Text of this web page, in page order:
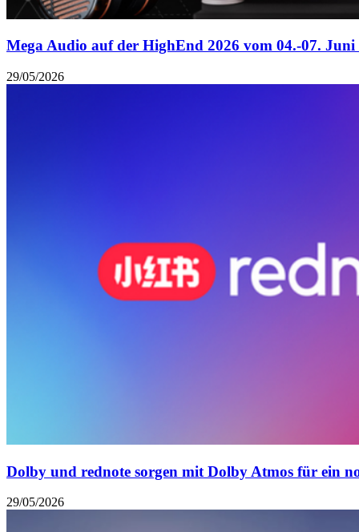
Mega Audio auf der HighEnd 2026 vom 04.-07.
29/05/2026
Dolby und rednote sorgen mit Dolby Atmos für ein
29/05/2026